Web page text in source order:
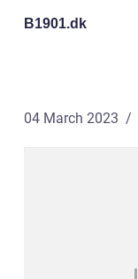
B1901.dk
04 March 2023